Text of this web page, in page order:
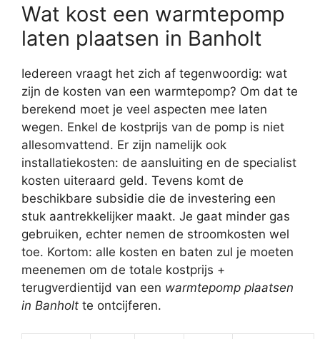
Wat kost een warmtepomp
laten plaatsen in Banholt
Iedereen vraagt het zich af tegenwoordig: wat
zijn de kosten van een warmtepomp? Om dat te
berekend moet je veel aspecten mee laten
wegen. Enkel de kostprijs van de pomp is niet
allesomvattend. Er zijn namelijk ook
installatiekosten: de aansluiting en de specialist
kosten uiteraard geld. Tevens komt de
beschikbare subsidie die de investering een
stuk aantrekkelijker maakt. Je gaat minder gas
gebruiken, echter nemen de stroomkosten wel
toe. Kortom: alle kosten en baten zul je moeten
meenemen om de totale kostprijs +
terugverdientijd van een warmtepomp plaatsen
in Banholt te ontcijferen.